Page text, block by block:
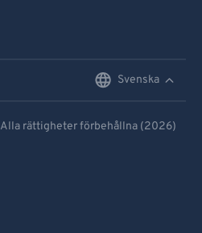
Svenska
Alla rättigheter förbehållna (2026)